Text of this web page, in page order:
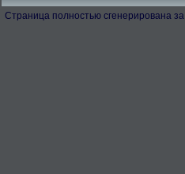
Страница полностью сгенерирована за